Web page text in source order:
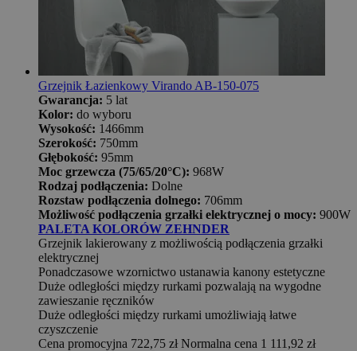
Grzejnik Łazienkowy Virando AB-150-075
Gwarancja: 5 lat
Kolor: do wyboru
Wysokość: 1466mm
Szerokość: 750mm
Głębokość: 95mm
Moc grzewcza (75/65/20°C): 968W
Rodzaj podłączenia: Dolne
Rozstaw podłączenia dolnego: 706mm
Możliwość podłączenia grzałki elektrycznej o mocy: 900W
PALETA KOLORÓW ZEHNDER
Grzejnik lakierowany z możliwością podłączenia grzałki
elektrycznej
Ponadczasowe wzornictwo ustanawia kanony estetyczne
Duże odległości między rurkami pozwalają na wygodne
zawieszanie ręczników
Duże odległości między rurkami umożliwiają łatwe
czyszczenie
Cena promocyjna 722,75 zł Normalna cena 1 111,92 zł